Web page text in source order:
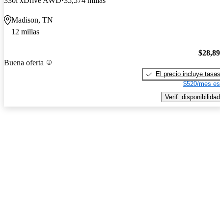
Madison, TN
12 millas
Buena oferta
El precio incluye tasas
$520/mes
Verif. disponibilidad